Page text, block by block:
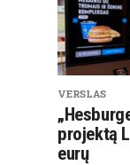
VERSLAS
projektą
eurų